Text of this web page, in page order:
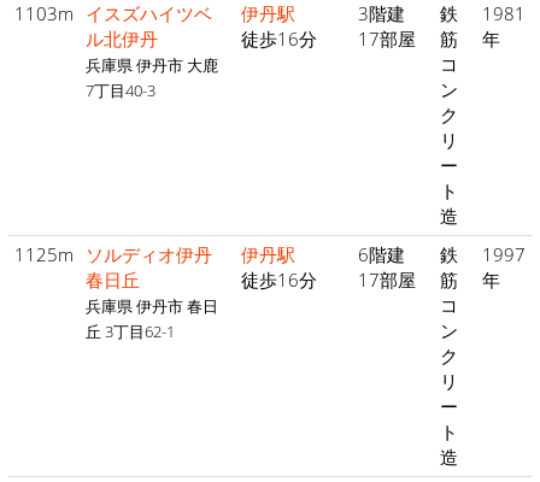
1103m イスズハイツベ
ル北伊丹
兵庫県 伊丹市 大鹿
7丁目40-3
伊丹駅
徒歩16分
3階建
17部屋
鉄
筋
コ
ン
ク
リ
ー
ト
造
1981
年
1125m
ソルディオ伊丹
春日丘
兵庫県 伊丹市 春日
丘 3丁目62-1
伊丹駅
徒歩16分
6階建
17部屋
鉄
筋
コ
ン
ク
リ
ー
ト
造
1997
年